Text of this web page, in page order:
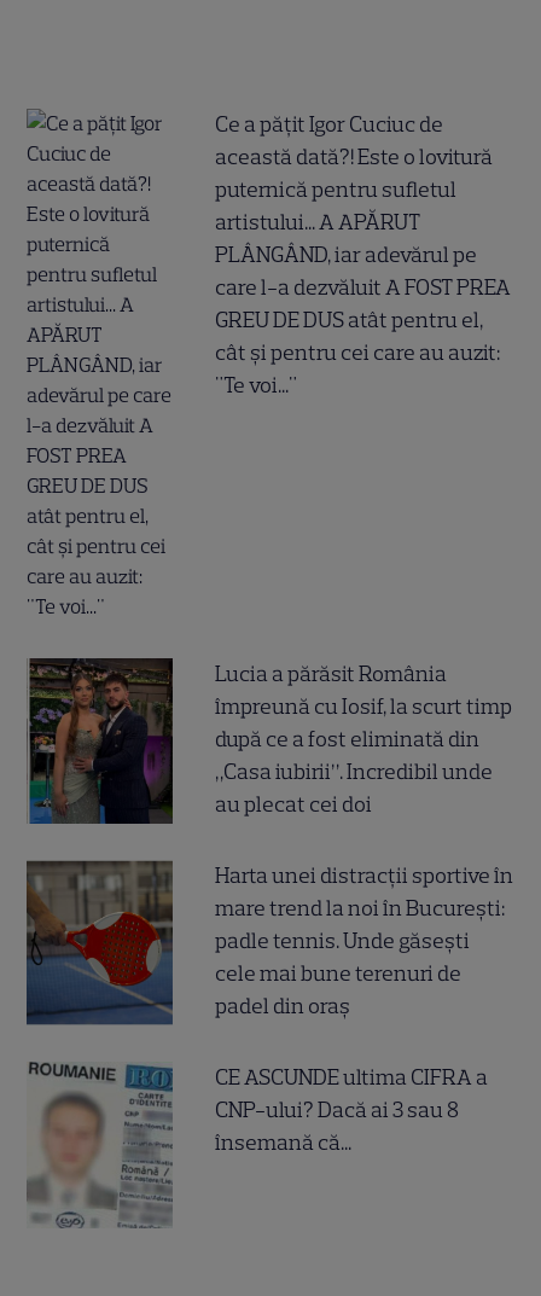
Ce a pățit Igor Cuciuc de
această dată?! Este o lovitură
puternică pentru sufletul
artistului... A APĂRUT
PLÂNGÂND, iar adevărul pe
care l-a dezvăluit A FOST PREA
GREU DE DUS atât pentru el,
cât și pentru cei care au auzit:
"Te voi..."
Lucia a părăsit România
împreună cu Iosif, la scurt timp
după ce a fost eliminată din
„Casa iubirii”. Incredibil unde
au plecat cei doi
Harta unei distracții sportive în
mare trend la noi în București:
padle tennis. Unde găsești
cele mai bune terenuri de
padel din oraș
CE ASCUNDE ultima CIFRA a
CNP-ului? Dacă ai 3 sau 8
însemană că...